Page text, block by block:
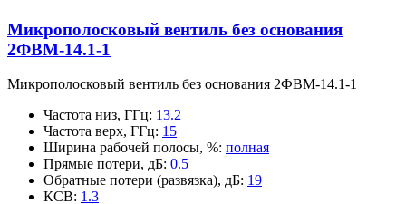
Микрополосковый вентиль без основания
2ФВМ-14.1-1
Микрополосковый вентиль без основания 2ФВМ-14.1-1
Частота низ, ГГц: 13.2
Частота верх, ГГц: 15
Ширина рабочей полосы, %: полная
Прямые потери, дБ: 0.5
Обратные потери (развязка), дБ: 19
КСВ: 1.3